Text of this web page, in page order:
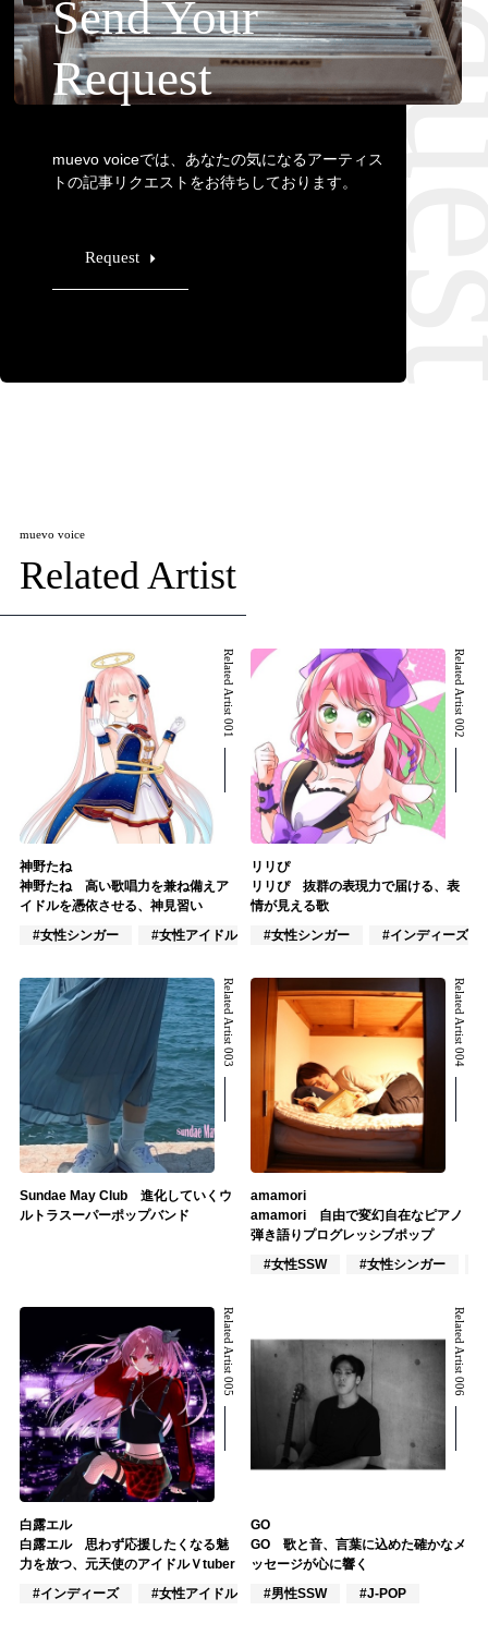
Send Your
Request
muevo voiceでは、あなたの気になるアーティス
トの記事リクエストをお待ちしております。
Request
muevo voice
Related Artist
Related Artist 001
神野たね
神野たね 高い歌唱力を兼ね備えア
イドルを憑依させる、神見習い
#女性シンガー
#女性アイドル #VTuber/VSinger
Related Artist 002
リリぴ
リリぴ 抜群の表現力で届ける、表
情が見える歌
#女性シンガー
#インディーズ
Related Artist 003
Sundae May Club 進化していくウ
ルトラスーパーポップバンド
Related Artist 004
amamori
amamori 自由で変幻自在なピアノ
弾き語りプログレッシブポップ
#女性SSW
#女性シンガー
Related Artist 005
白露エル
白露エル 思わず応援したくなる魅
力を放つ、元天使のアイドルＶtuber
#インディーズ
#女性アイドル #VTuber/VSinger
Related Artist 006
GO
GO 歌と音、言葉に込めた確かなメ
ッセージが心に響く
#男性SSW
#J-POP